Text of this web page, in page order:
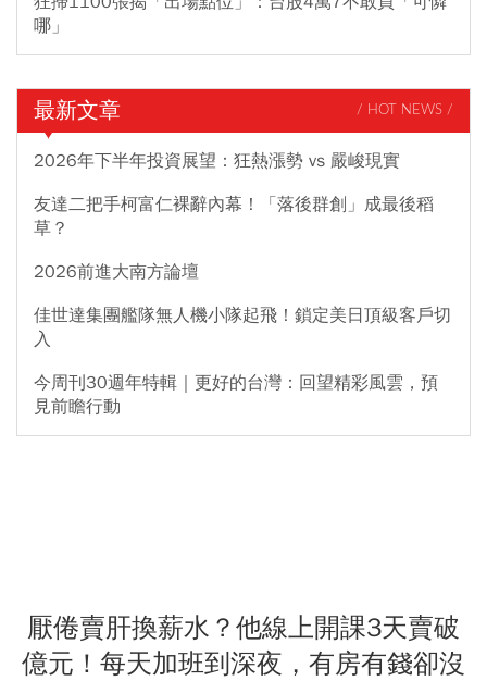
哪」
最新文章 / HOT NEWS /
2026年下半年投資展望：狂熱漲勢 vs 嚴峻現實
友達二把手柯富仁裸辭內幕！「落後群創」成最後稻
草？
2026前進大南方論壇
佳世達集團艦隊無人機小隊起飛！鎖定美日頂級客戶切
入
今周刊30週年特輯｜更好的台灣：回望精彩風雲，預
見前瞻行動
厭倦賣肝換薪水？他線上開課3天賣破
億元！每天加班到深夜，有房有錢卻沒